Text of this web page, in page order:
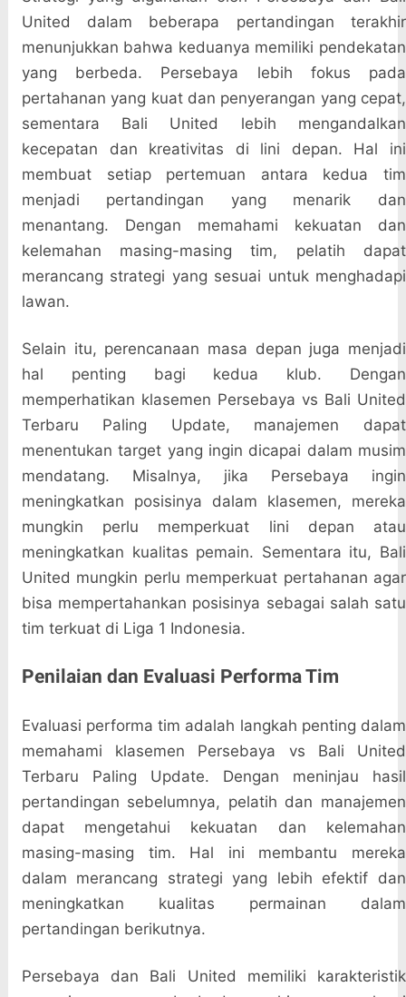
United dalam beberapa pertandingan terakhir
menunjukkan bahwa keduanya memiliki pendekatan
yang berbeda. Persebaya lebih fokus pada
pertahanan yang kuat dan penyerangan yang cepat,
sementara Bali United lebih mengandalkan
kecepatan dan kreativitas di lini depan. Hal ini
membuat setiap pertemuan antara kedua tim
menjadi pertandingan yang menarik dan
menantang. Dengan memahami kekuatan dan
kelemahan masing-masing tim, pelatih dapat
merancang strategi yang sesuai untuk menghadapi
lawan.
Selain itu, perencanaan masa depan juga menjadi
hal penting bagi kedua klub. Dengan
memperhatikan klasemen Persebaya vs Bali United
Terbaru Paling Update, manajemen dapat
menentukan target yang ingin dicapai dalam musim
mendatang. Misalnya, jika Persebaya ingin
meningkatkan posisinya dalam klasemen, mereka
mungkin perlu memperkuat lini depan atau
meningkatkan kualitas pemain. Sementara itu, Bali
United mungkin perlu memperkuat pertahanan agar
bisa mempertahankan posisinya sebagai salah satu
tim terkuat di Liga 1 Indonesia.
Penilaian dan Evaluasi Performa Tim
Evaluasi performa tim adalah langkah penting dalam
memahami klasemen Persebaya vs Bali United
Terbaru Paling Update. Dengan meninjau hasil
pertandingan sebelumnya, pelatih dan manajemen
dapat mengetahui kekuatan dan kelemahan
masing-masing tim. Hal ini membantu mereka
dalam merancang strategi yang lebih efektif dan
meningkatkan kualitas permainan dalam
pertandingan berikutnya.
Persebaya dan Bali United memiliki karakteristik